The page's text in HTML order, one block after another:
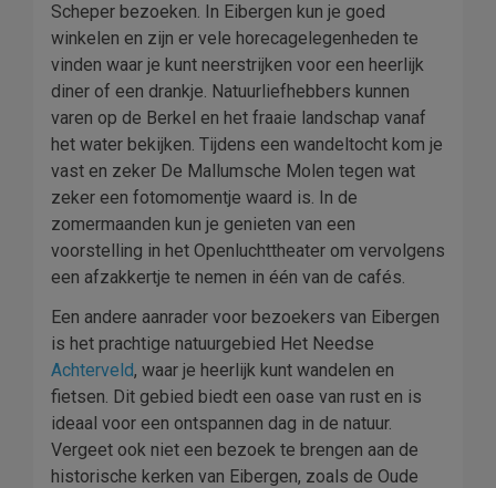
Scheper bezoeken. In Eibergen kun je goed
winkelen en zijn er vele horecagelegenheden te
vinden waar je kunt neerstrijken voor een heerlijk
diner of een drankje. Natuurliefhebbers kunnen
varen op de Berkel en het fraaie landschap vanaf
het water bekijken. Tijdens een wandeltocht kom je
vast en zeker De Mallumsche Molen tegen wat
zeker een fotomomentje waard is. In de
zomermaanden kun je genieten van een
voorstelling in het Openluchttheater om vervolgens
een afzakkertje te nemen in één van de cafés.
Een andere aanrader voor bezoekers van Eibergen
is het prachtige natuurgebied Het Needse
Achterveld, waar je heerlijk kunt wandelen en
fietsen. Dit gebied biedt een oase van rust en is
ideaal voor een ontspannen dag in de natuur.
Vergeet ook niet een bezoek te brengen aan de
historische kerken van Eibergen, zoals de Oude